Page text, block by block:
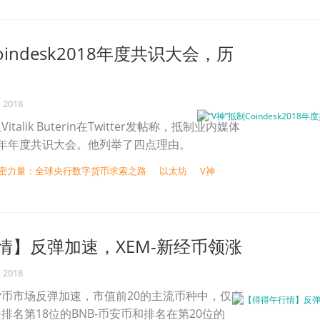
年度共识大会，历
Buterin在Twitter发帖称，抵制业内媒体
度共识大会。他列举了四点理由。
力量：全球央行数字货币求索之路 以太坊 V神
】反弹加速，XEM-新经币领涨
市场反弹加速，市值前20的主流币种中，仅有
名第18位的BNB-币安币和排名在第20位的